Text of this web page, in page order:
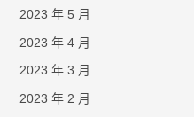
2023 年 5 月
2023 年 4 月
2023 年 3 月
2023 年 2 月